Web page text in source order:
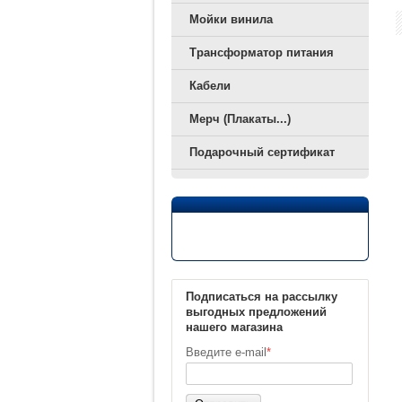
Мойки винила
Трансформатор питания
Кабели
Мерч (Плакаты...)
Подарочный сертификат
Подписаться на рассылку
выгодных предложений
нашего магазина
Введите e-mail *